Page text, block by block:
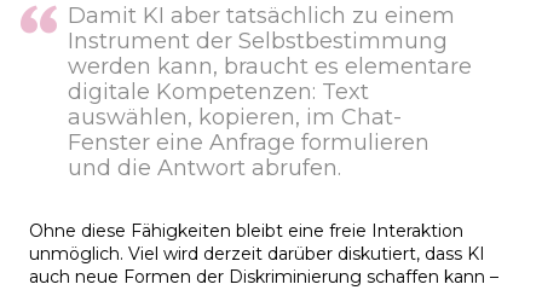
Damit KI aber tatsächlich zu einem
Instrument der Selbstbestimmung
werden kann, braucht es elementare
digitale Kompetenzen: Text
auswählen, kopieren, im Chat-
Fenster eine Anfrage formulieren
und die Antwort abrufen.
Ohne diese Fähigkeiten bleibt eine freie Interaktion
unmöglich. Viel wird derzeit darüber diskutiert, dass KI
auch neue Formen der Diskriminierung schaffen kann –